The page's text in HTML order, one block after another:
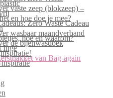
vaste zeep (blokzeep) –
en hoe doe je mee?
Zero Waste Cadeau
wasbaar maandverband
hoe en waarom?
de bijenwasdoek
Inge
van Bag-again